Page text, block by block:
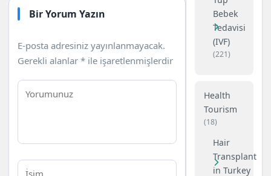
Bir Yorum Yazın
E-posta adresiniz yayınlanmayacak.
Gerekli alanlar* ile işaretlenmişlerdir
Bebek
Tedavisi
(IVF)
(221)
Health
Tourism
(18)
Hair
Transplant
in Turkey